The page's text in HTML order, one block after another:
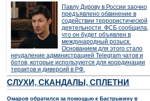
Павлу Дурову в России заочно
предъявлено обвинение в
содействии террористической
деятельности. ФСБ сообщила,
что он будет объявлен в
международный розыск.
Основанием для этого стало
неудаление администрацией Telegram чатов и
ботов, которые используются для координации
терактов и диверсий в РФ.
СЛУХИ, СКАНДАЛЫ, СПЛЕТНИ
Омаров обратился за помощью к Бастрыкину в